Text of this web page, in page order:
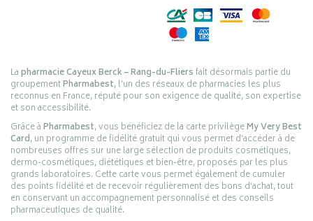
Lapharmacie Cayeux Berck – Rang-du-Fliersfait désormais partie du
groupementPharmabest, l’un des réseaux de pharmacies les plus
reconnus en France, réputé pour son exigence de qualité, son expertise
et son accessibilité.
Grâce àPharmabest, vous bénéficiez de la carte privilègeMy Very Best
Card, un programme de fidélité gratuit qui vous permet d’accéder à de
nombreuses offres sur une large sélection de produits cosmétiques,
dermo-cosmétiques, diététiques et bien-être, proposés par les plus
grands laboratoires. Cette carte vous permet également de cumuler
des points fidélité et de recevoir régulièrement des bons d’achat, tout
en conservant un accompagnement personnalisé et des conseils
pharmaceutiques de qualité.